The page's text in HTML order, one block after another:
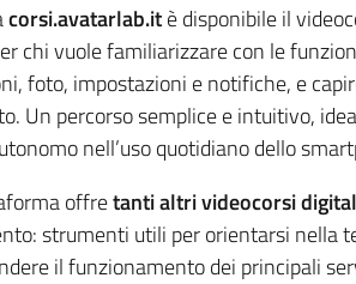
corsi.avatarlab.itè disponibile il
chi vuole familiarizzare con le
foto, impostazioni e notifiche, e
Un percorso semplice e intuitivo,
nell’uso quotidiano dello
offretanti altri videocorsi
strumenti utili per orientarsi nella
il funzionamento dei principali